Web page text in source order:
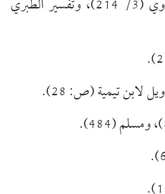
([11]) ذم الكلام وأهله للهروي (3/ 214)، وتفسير الطبري